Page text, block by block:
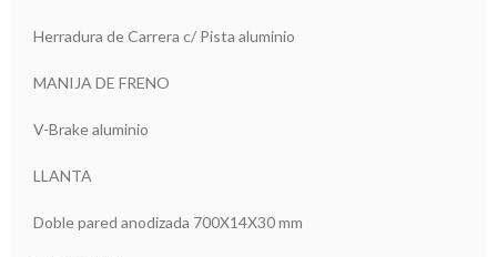
Herradura de Carrera c/ Pista aluminio
MANIJA DE FRENO
V-Brake aluminio
LLANTA
Doble pared anodizada 700X14X30 mm